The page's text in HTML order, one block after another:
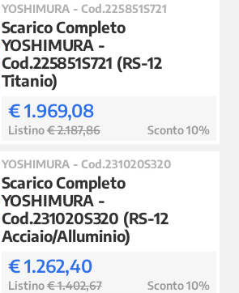
YOSHIMURA - Cod.225851S721
Scarico Completo
YOSHIMURA -
Cod.225851S721 (RS-12
Titanio)
€ 1.969,08
Listino€ 2.187,86 Sconto 10%
YOSHIMURA - Cod.231020S320
Scarico Completo
YOSHIMURA -
Cod.231020S320 (RS-12
Acciaio/Alluminio)
€ 1.262,40
Listino€ 1.402,67 Sconto 10%